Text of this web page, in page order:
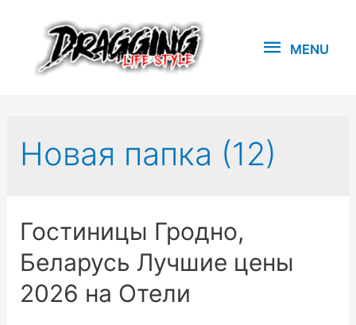
MENU
MENU
Новая папка (12)
Гостиницы Гродно,
Беларусь Лучшие цены
2026 на Отели